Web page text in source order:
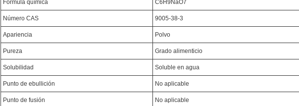
Fórmula química C6H9NaO7
Número CAS 9005-38-3
Apariencia Polvo
Pureza Grado alimenticio
Solubilidad Soluble en agua
Punto de ebullición No aplicable
Punto de fusión No aplicable